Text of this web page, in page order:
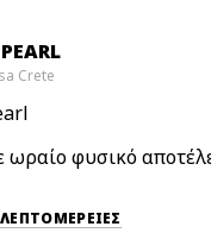
Crete
φυσικό